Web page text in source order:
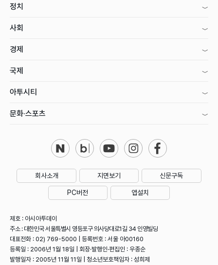
정치
사회
경제
국제
아투시티
문화·스포츠
회사소개 지면보기 신문구독
PC버전 앱설치
제호 : 아시아투데이
주소 : 대한민국 서울특별시 영등포구 의사당대로1길 34 인영빌딩
대표전화 : 02) 769-5000 | 등록번호 : 서울 아00160
등록일 : 2006년 1월 18일 | 회장·발행인·편집인 : 우종순
발행일자 : 2005년 11월 11일 | 청소년보호책임자 : 성희제